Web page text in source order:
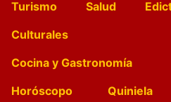
Turismo
Salud
Culturales
Cocina y Gastronomía
Horóscopo
Quiniela